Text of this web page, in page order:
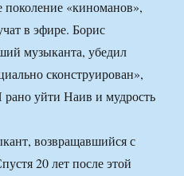
«киноманов»,
в эфире. Борис
музыканта, убедил
сконструирован»,
рано уйти Наив и мудрость
возвращавшийся с
20 лет после этой